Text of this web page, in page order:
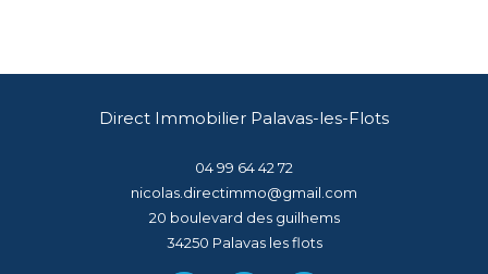
Direct Immobilier Palavas-les-Flots
04 99 64 42 72
nicolas.directimmo@gmail.com
20 boulevard des guilhems
34250
palavas les flots